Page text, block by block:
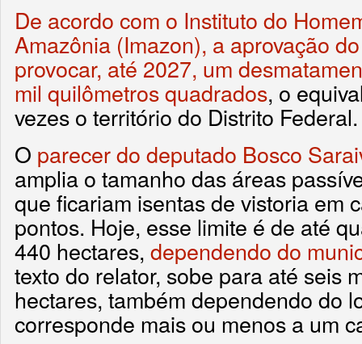
De acordo com o Instituto do
Amazônia (Imazon), a aprovação
provocar, até 2027, um
mil quilômetros quadrados, o
vezes o território do Distrito Federal.
O parecer do deputado Bosco
amplia o tamanho das áreas
que ficariam isentas de vistoria em
pontos. Hoje, esse limite é de até
440 hectares, dependendo do
texto do relator, sobe para até seis
hectares, também dependendo do
corresponde mais ou menos a um